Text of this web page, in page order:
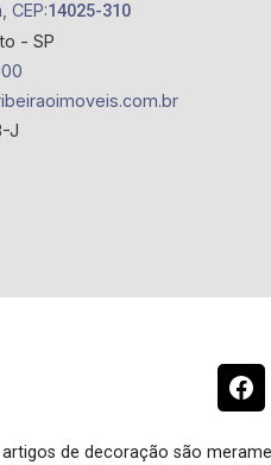
CEP:14025-310
- SP
J
de decoração são